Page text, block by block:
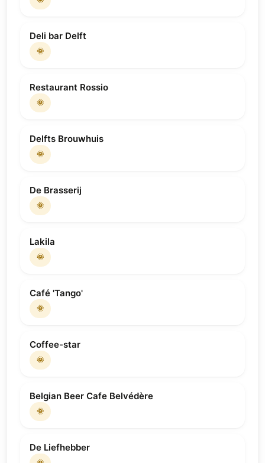
Deli bar Delft
🌞
Restaurant Rossio
🌞
Delfts Brouwhuis
🌞
De Brasserij
🌞
Lakila
🌞
Café 'Tango'
🌞
Coffee-star
🌞
Belgian Beer Cafe Belvédère
🌞
De Liefhebber